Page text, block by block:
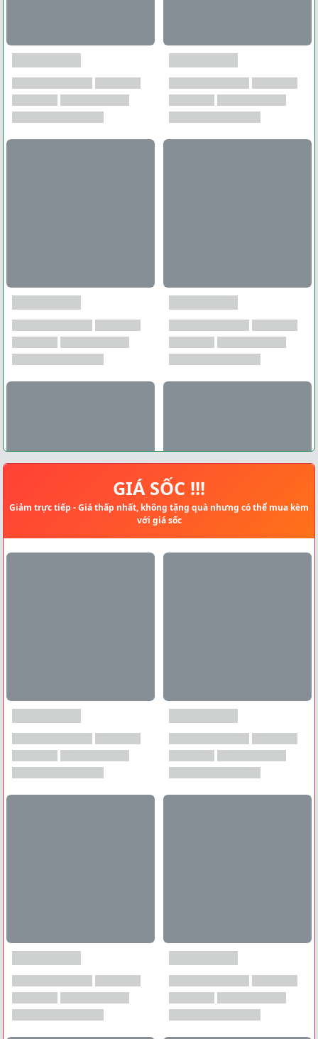
GIÁ SỐC !!!
Giảm trực tiếp - Giá thấp nhất, không tặng quà nhưng có thể mua kèm
với giá sốc